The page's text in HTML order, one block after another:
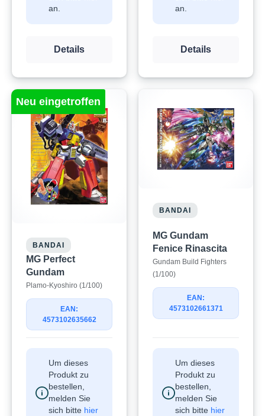
an.
Details
an.
Details
Neu eingetroffen
BANDAI
MG Perfect
Gundam
Plamo-Kyoshiro (1/100)
EAN:
4573102635662
Um dieses
Produkt zu
bestellen,
melden Sie
sich bitte hier
BANDAI
MG Gundam
Fenice Rinascita
Gundam Build Fighters
(1/100)
EAN:
4573102661371
Um dieses
Produkt zu
bestellen,
melden Sie
sich bitte hier